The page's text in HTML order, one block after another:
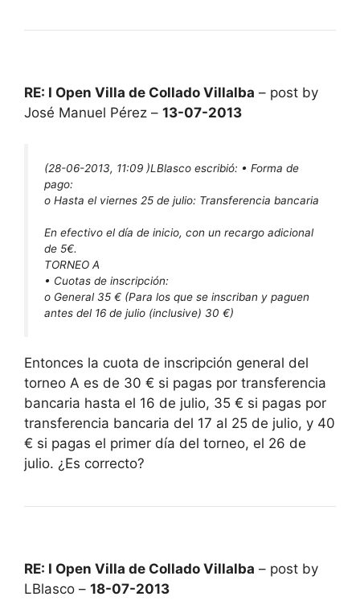
RE: I Open Villa de Collado Villalba – post by
José Manuel Pérez – 13-07-2013
(28-06-2013, 11:09 )LBlasco escribió: • Forma de
pago:
o Hasta el viernes 25 de julio: Transferencia bancaria
En efectivo el día de inicio, con un recargo adicional
de 5€.
TORNEO A
• Cuotas de inscripción:
o General 35 € (Para los que se inscriban y paguen
antes del 16 de julio (inclusive) 30 €)
Entonces la cuota de inscripción general del
torneo A es de 30 € si pagas por transferencia
bancaria hasta el 16 de julio, 35 € si pagas por
transferencia bancaria del 17 al 25 de julio, y 40
€ si pagas el primer día del torneo, el 26 de
julio. ¿Es correcto?
RE: I Open Villa de Collado Villalba – post by
LBlasco – 18-07-2013